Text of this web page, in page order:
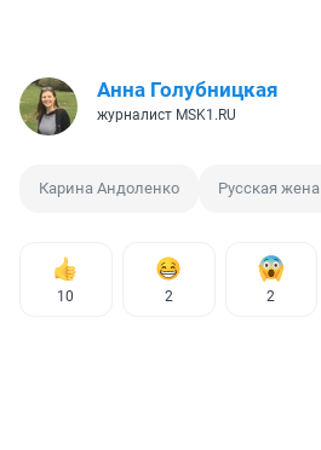
Анна Голубницкая
журналист MSK1.RU
Карина Андоленко Русская жена
10 2 2